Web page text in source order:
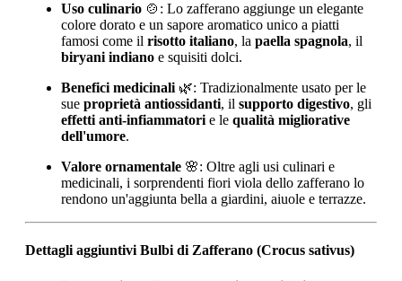
Uso culinario 🍲: Lo zafferano aggiunge un elegante
colore dorato e un sapore aromatico unico a piatti
famosi come il risotto italiano, la paella spagnola, il
biryani indiano e squisiti dolci.
Benefici medicinali 🌿: Tradizionalmente usato per le
sue proprietà antiossidanti, il supporto digestivo, gli
effetti anti-infiammatori e le qualità migliorative
dell'umore.
Valore ornamentale 🌸: Oltre agli usi culinari e
medicinali, i sorprendenti fiori viola dello zafferano lo
rendono un'aggiunta bella a giardini, aiuole e terrazze.
Dettagli aggiuntivi Bulbi di Zafferano (Crocus sativus)